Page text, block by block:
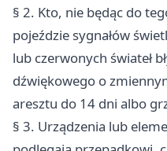
§ 2. Kto, nie będąc do
pojeździe sygnałów
lub czerwonych świateł
dźwiękowego o
aresztu do 14 dni albo
§ 3. Urządzenia lub